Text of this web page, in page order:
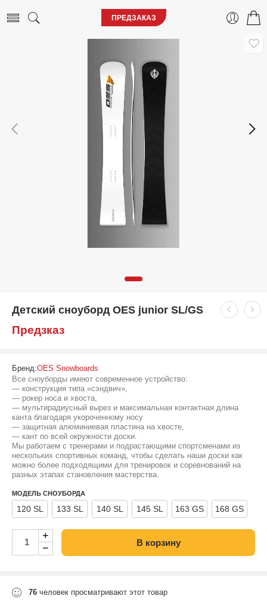
ПРЕДЗАКАЗ
Детский сноуборд OES junior SL/GS
Предзказ
Бренд:OES Snowboards
Все сноуборды имеют современное устройство:
— конструкция типа «сэндвич»,
— рокер носа и хвоста,
— мультирадиусный вырез и максимальная контактная длина
канта благодаря укороченному носу
— защитная алюминиевая пластина на хвосте,
— кант по всей окружности доски.
Мы работаем с тренерами и подрастающими спортсменами из
нескольких спортивных команд, чтобы сделать наши доски как
можно более подходящими для тренировок и соревнований на
разных этапах становления мастерства.
МОДЕЛЬ СНОУБОРДА
120 SL 133 SL 140 SL 145 SL 163 GS 168 GS
+
−
В корзину
76 человек просматривают этот товар